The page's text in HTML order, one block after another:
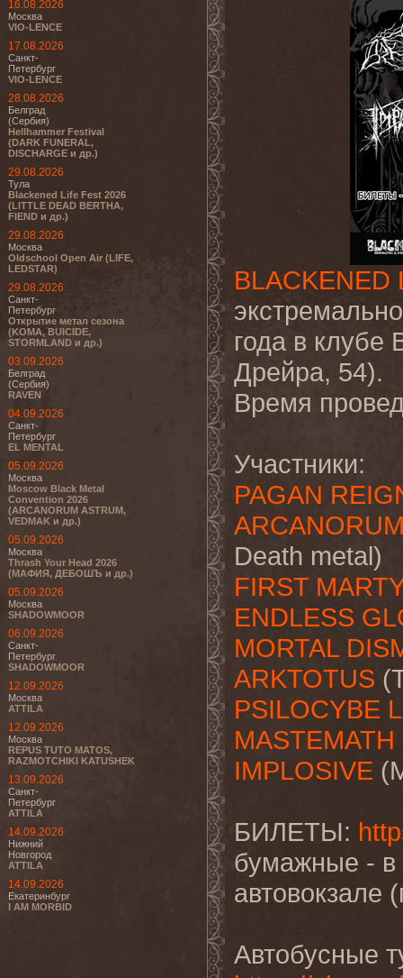
16.08.2026
Москва
VIO-LENCE
17.08.2026
Санкт-
Петербург
VIO-LENCE
28.08.2026
Белград
(Сербия)
Hellhammer Festival
(DARK FUNERAL,
DISCHARGE и др.)
29.08.2026
Тула
Blackened Life Fest 2026
(LITTLE DEAD BERTHA,
FIEND и др.)
29.08.2026
Москва
Oldschool Open Air (LIFE,
LEDSTAR)
29.08.2026
Санкт-
Петербург
Открытие метал сезона
(KOMA, BUICIDE,
STORMLAND и др.)
03.09.2026
Белград
(Сербия)
RAVEN
04.09.2026
Санкт-
Петербург
EL MENTAL
05.09.2026
Москва
Moscow Black Metal
Convention 2026
(ARCANORUM ASTRUM,
VEDMAK и др.)
05.09.2026
Москва
Thrash Your Head 2026
(МАФИЯ, ДЕБОШЪ и др.)
05.09.2026
Москва
SHADOWMOOR
06.09.2026
Санкт-
Петербург
SHADOWMOOR
12.09.2026
Москва
ATTILA
12.09.2026
Москва
REPUS TUTO MATOS,
RAZMOTCHIKI KATUSHEK
13.09.2026
Санкт-
Петербург
ATTILA
14.09.2026
Нижний
Новгород
ATTILA
14.09.2026
Екатеринбург
I AM MORBID
BLACKENED
года в клубе
Дрейра, 54).
Время
Участники:
PAGAN
Death metal)
FIRST
ENDLESS
MORTAL
ARKTOTUS
PSILOCYBE
MASTEMATH
IMPLOSIVE
БИЛЕТЫ:
бумажные - в
автовокзале
Автобусные